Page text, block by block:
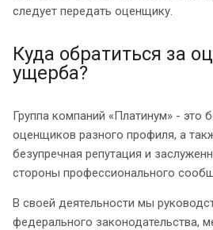
следует передать оценщику.
Куда обратиться за
ущерба?
Группа компаний «Платинум» - это
оценщиков разного профиля, а
безупречная репутация и
стороны профессионального
В своей деятельности мы
федерального законодательства,